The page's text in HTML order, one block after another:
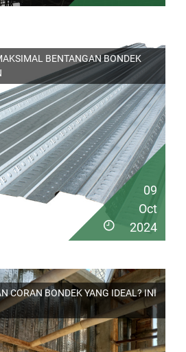
BENTANGAN BONDEK
09
Oct
2024
CORAN BONDEK YANG IDEAL? INI